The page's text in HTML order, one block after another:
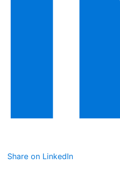
Share on LinkedIn